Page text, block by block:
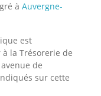
à Auvergne-
est
la Trésorerie de
de
sur cette